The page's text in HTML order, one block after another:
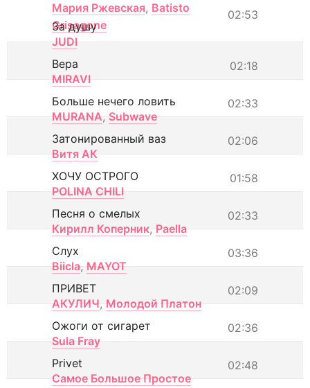
Мария Ржевская, Batisto
Grisagone
02:53
За душу
JUDI
02:18
Вера
MIRAVI
02:33
Больше нечего ловить
MURANA, Subwave
02:06
Затонированный ваз
Витя АК
01:58
ХОЧУ ОСТРОГО
POLINA CHILI
02:33
Песня о смелых
Кирилл Коперник, Paella
03:36
Слух
Biicla, MAYOT
02:09
ПРИВЕТ
АКУЛИЧ, Молодой Платон
02:36
Ожоги от сигарет
Sula Fray
02:48
Privet
Самое Большое Простое